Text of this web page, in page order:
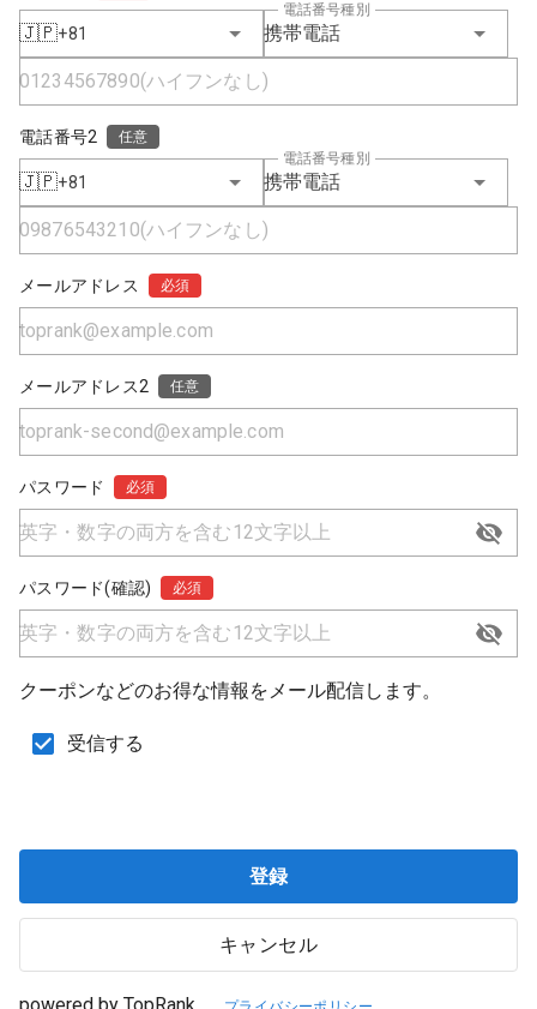
🇯🇵+81 携帯電話
電話番号種別
電話番号2 任意
🇯🇵+81 携帯電話
電話番号種別
メールアドレス 必須
メールアドレス2 任意
パスワード 必須
パスワード(確認) 必須
クーポンなどのお得な情報をメール配信します。
受信する
キャンセル
登録